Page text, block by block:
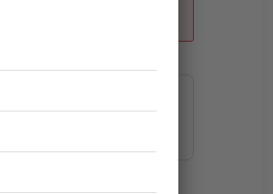
Estimer mon loyer